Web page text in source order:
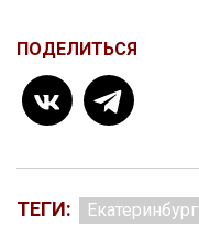
ПОДЕЛИТЬСЯ
ТЕГИ: Екатеринбург